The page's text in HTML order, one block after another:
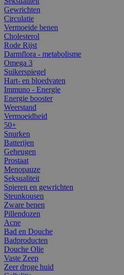
Gewrichten
Circulatie
Vermoeide benen
Cholesterol
Rode Rijst
Darmflora - metabolisme
Omega 3
Suikerspiegel
Hart- en bloedvaten
Immuno - Energie
Energie booster
Weerstand
Vermoeidheid
50+
Snurken
Batterijen
Geheugen
Prostaat
Menopauze
Seksualiteit
Spieren en gewrichten
Steunkousen
Zware benen
Pillendozen
Acne
Bad en Douche
Badproducten
Douche Olie
Vaste Zeep
Zeer droge huid